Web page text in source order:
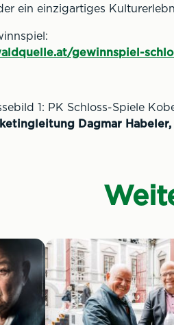
ein einzigartiges
gewinnspiel-
1: PK Schloss-Spiele
Dagmar